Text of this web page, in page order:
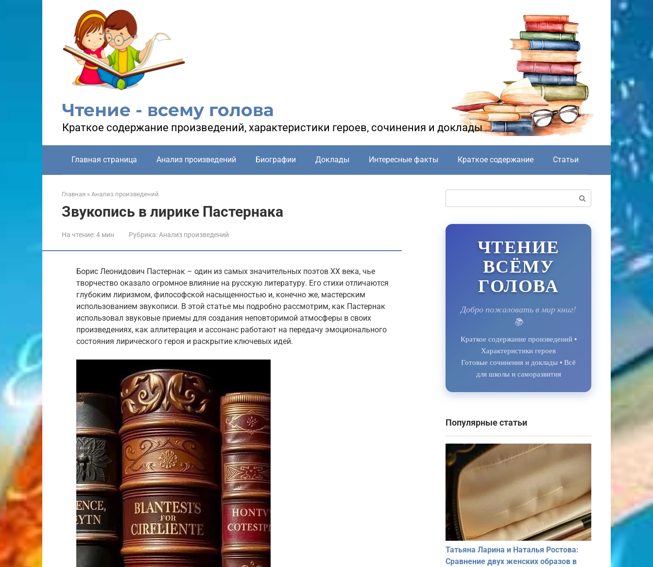
Чтение - всему голова
Краткое содержание произведений, характеристики героев, сочинения и доклады
Главная страница Анализ произведений Биографии Доклады Интересные факты Краткое содержание Статьи
Главная » Анализ произведений
Звукопись в лирике Пастернака
На чтение:4 мин Рубрика: Анализ произведений
Борис Леонидович Пастернак – один из самых значительных поэтов XX века, чье
творчество оказало огромное влияние на русскую литературу. Его стихи отличаются
глубоким лиризмом, философской насыщенностью и, конечно же, мастерским
использованием звукописи. В этой статье мы подробно рассмотрим, как Пастернак
использовал звуковые приемы для создания неповторимой атмосферы в своих
произведениях, как аллитерация и ассонанс работают на передачу эмоционального
состояния лирического героя и раскрытие ключевых идей.
ЧТЕНИЕ
ВСЁМУ
ГОЛОВА
Добро пожаловать в мир книг!
📚
Краткое содержание произведений •
Характеристики героев
Готовые сочинения и доклады • Всё
для школы и саморазвития
Популярные статьи
Татьяна Ларина и Наталья Ростова:
Сравнение двух женских образов в